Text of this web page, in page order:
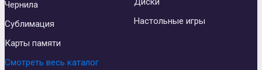
Чернила
Сублимация
Карты памяти
Настольные игры
Смотреть весь каталог